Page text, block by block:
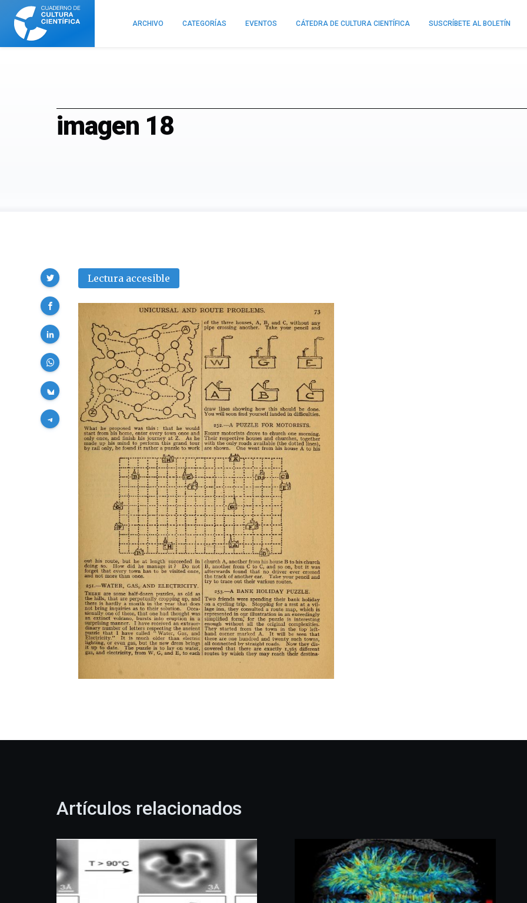
Cuaderno
Cultura
Científica
ARCHIVO CATEGORÍAS EVENTOS CÁTEDRA DE CULTURA CIENTÍFICA SUSCRÍBETE AL BOLETÍN
imagen 18
Lectura accesible
Compartir
Artículos relacionados